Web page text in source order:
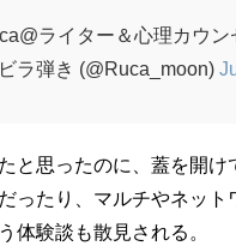
ライター＆心理カウン
ラ弾き (@Ruca_moon)
と思ったのに、蓋を開け
ったり、マルチやネット
体験談も散見される。